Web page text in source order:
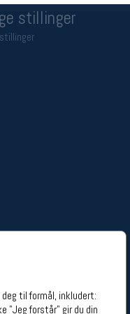
til formål, inkludert:
"Jeg forstår" gir du din
stillinger